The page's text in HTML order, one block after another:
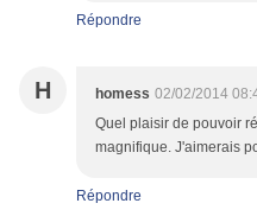
Répondre
H homess 02/02/2014
Quel plaisir de pouvoir
magnifique. J'aimerais
Répondre